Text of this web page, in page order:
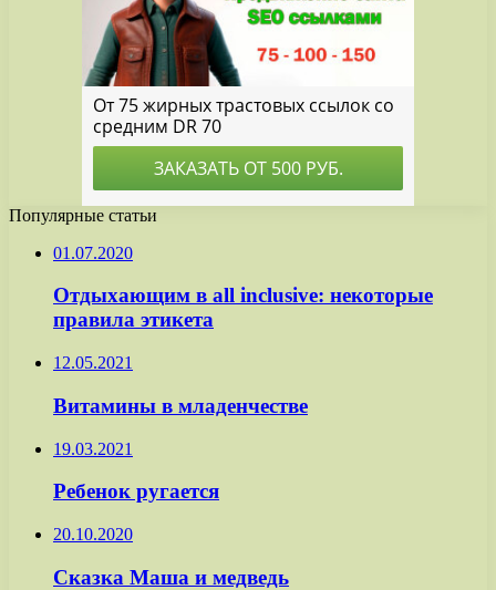
Популярные статьи
01.07.2020
Отдыхающим в all inclusive: некоторые
правила этикета
12.05.2021
Витамины в младенчестве
19.03.2021
Ребенок ругается
20.10.2020
Сказка Маша и медведь